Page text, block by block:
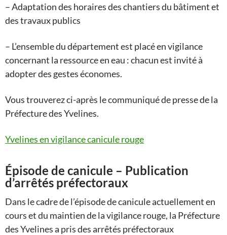
– Adaptation des horaires des chantiers du bâtiment et
des travaux publics
– L’ensemble du département est placé en vigilance
concernant la ressource en eau : chacun est invité à
adopter des gestes économes.
Vous trouverez ci-après le communiqué de presse de la
Préfecture des Yvelines.
Yvelines en vigilance canicule rouge
Épisode de canicule – Publication
d’arrêtés préfectoraux
Dans le cadre de l’épisode de canicule actuellement en
cours et du maintien de la vigilance rouge, la Préfecture
des Yvelines a pris des arrêtés préfectoraux